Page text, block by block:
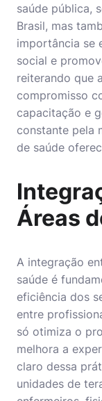
saúde pública,
Brasil, mas
importância se
social e
reiterando que
compromisso
capacitação e
constante pela
de saúde
Áreas
A integração
saúde é
eficiência dos
entre
só otimiza o
melhora a
claro dessa
unidades de